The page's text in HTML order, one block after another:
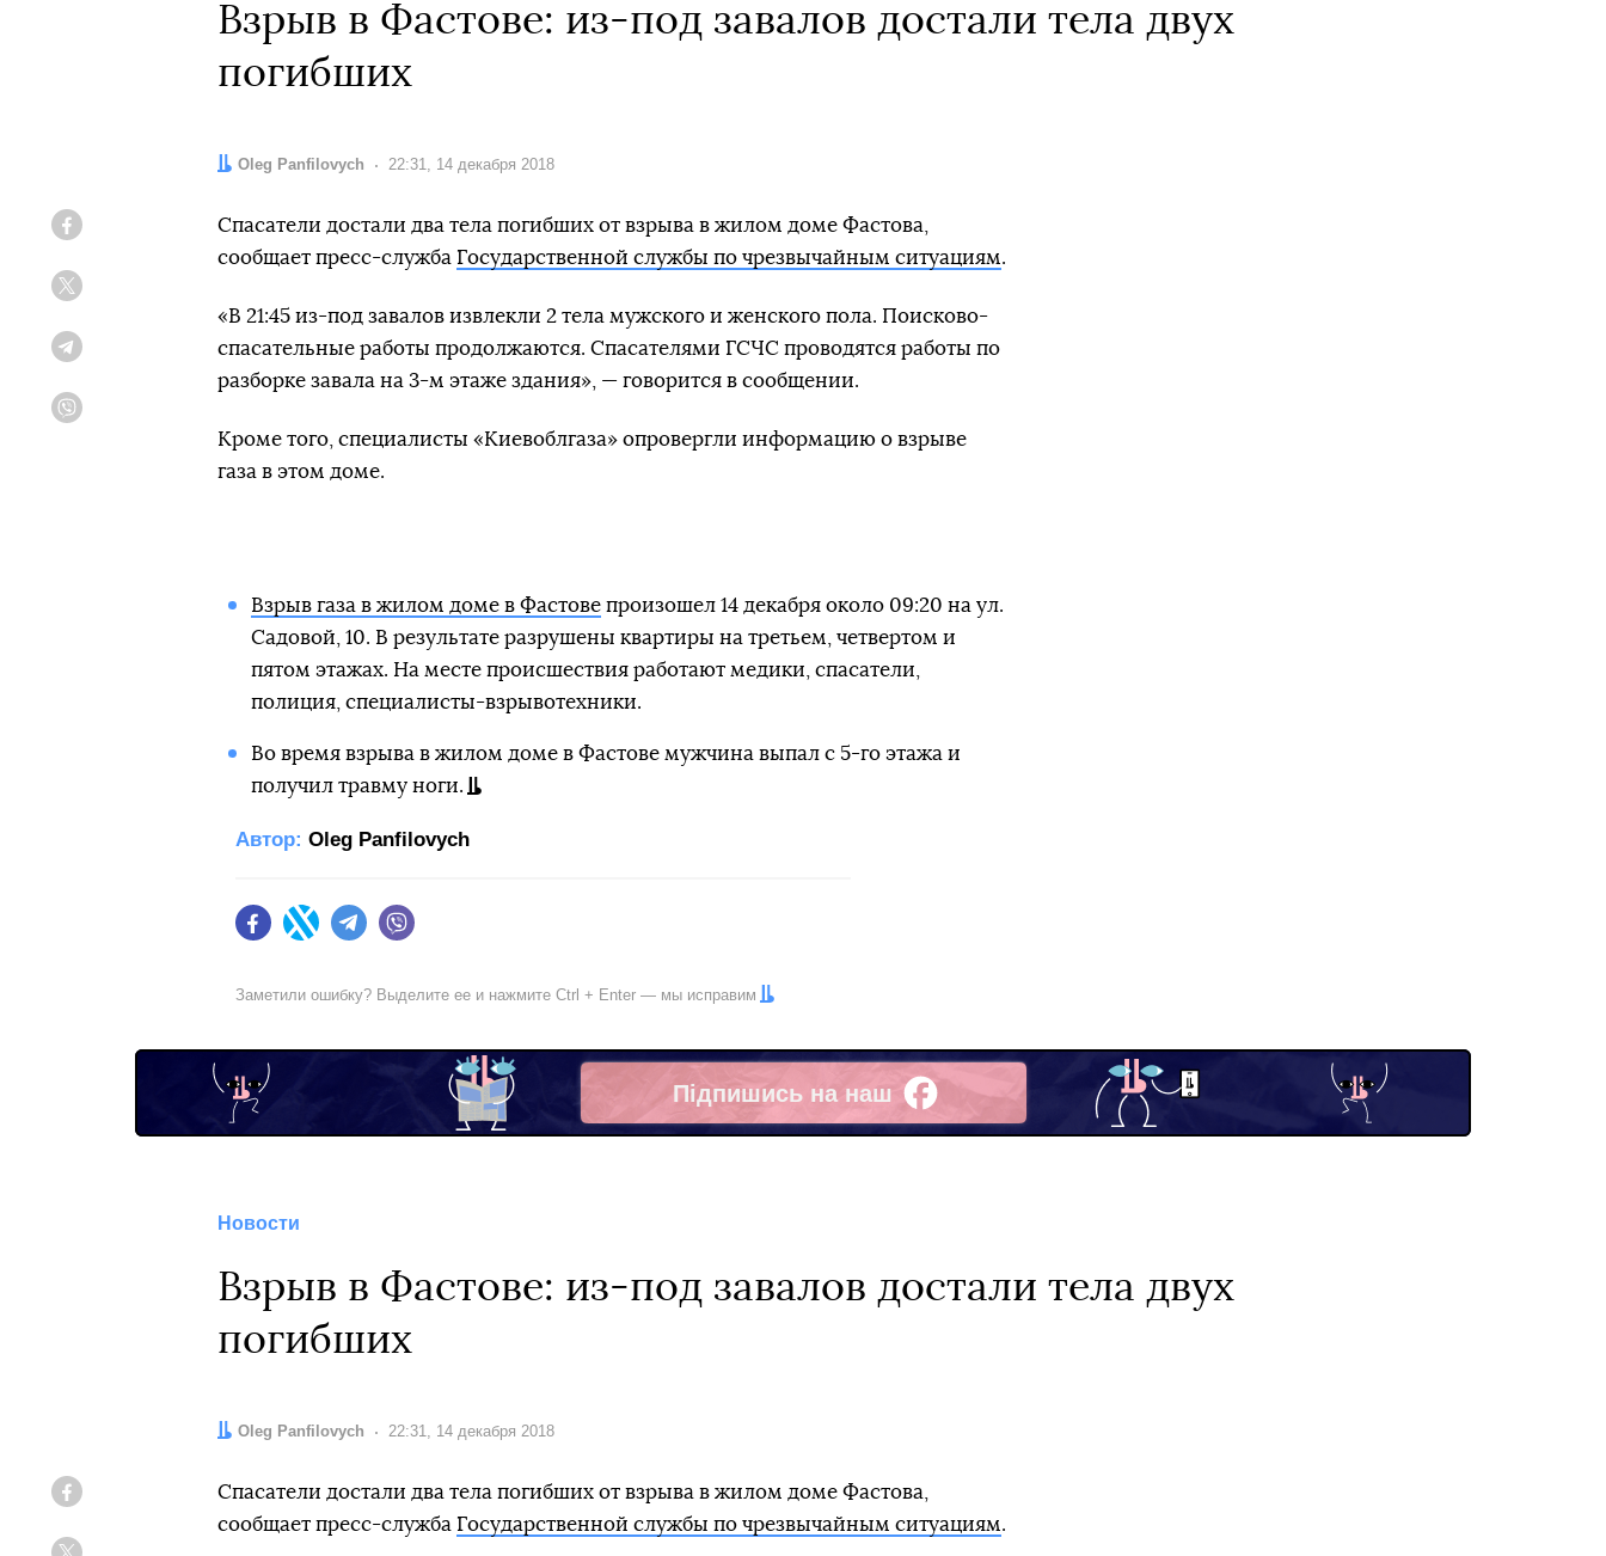
Взрыв в Фастове: из-под завалов достали тела двух
погибших
Автор:
Oleg Panfilovych Дата:
22:31, 14 декабря 2018
Спасатели достали два тела погибших от взрыва в жилом доме Фастова,
сообщает пресс-служба Государственной службы по чрезвычайным ситуациям.
«В 21:45 из-под завалов извлекли 2 тела мужского и женского пола. Поисково-
спасательные работы продолжаются. Спасателями ГСЧС проводятся работы по
разборке завала на 3-м этаже здания», — говорится в сообщении.
Кроме того, специалисты «Киевоблгаза» опровергли информацию о взрыве
газа в этом доме.
Взрыв газа в жилом доме в Фастовепроизошел 14 декабря около 09:20 на ул.
Садовой, 10. В результате разрушены квартиры на третьем, четвертом и
пятом этажах. На месте происшествия работают медики, спасатели,
полиция, специалисты-взрывотехники.
Во время взрыва в жилом доме в Фастове мужчина выпал с 5-го этажа и
получил травму ноги.
Автор: Oleg Panfilovych
FacebookTwitter Telegram
Заметили ошибку? Выделите ее и нажмите Ctrl + Enter — мы исправим
Підпишись на наш
Facebook
Новости
Взрыв в Фастове: из-под завалов достали тела двух
погибших
Автор:
Oleg Panfilovych Дата:
22:31, 14 декабря 2018
Спасатели достали два тела погибших от взрыва в жилом доме Фастова,
сообщает пресс-служба Государственной службы по чрезвычайным ситуациям.